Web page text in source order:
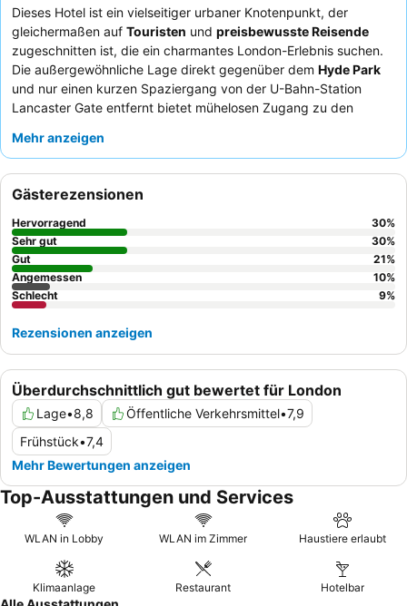
Dieses Hotel ist ein vielseitiger urbaner Knotenpunkt, der
gleichermaßen auf Touristen und preisbewusste Reisende
zugeschnitten ist, die ein charmantes London-Erlebnis suchen.
Die außergewöhnliche Lage direkt gegenüber dem Hyde Park
und nur einen kurzen Spaziergang von der U-Bahn-Station
Lancaster Gate entfernt bietet mühelosen Zugang zu den
Merkmal des Hauses ist das hochgelobte
Die Gäste loben durchweg das
Rezeptionsteam, das alles tut, um einen reibungslosen
Aufenthalt zu gewährleisten. Für ein ruhigeres Erlebnis empfiehlt
es sich, ein Zimmer mit Gartenblick anzufragen.
Mehr anzeigen
Überdurchschnittlich gut bewertet für London
Lage•8,8 Öffentliche Verkehrsmittel•7,9
Frühstück•7,4
Mehr Bewertungen anzeigen
Gästerezensionen
Hervorragend 30%
Sehr gut
30%
Gut
21%
Angemessen
10%
Schlecht
9%
Rezensionen anzeigen
Top-Ausstattungen und Services
WLAN in Lobby WLAN im Zimmer Haustiere erlaubt
Klimaanlage Restaurant Hotelbar